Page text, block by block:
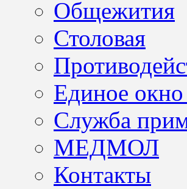
Общежития
Столовая
Единое
Служба
МЕДМОЛ
Контакты